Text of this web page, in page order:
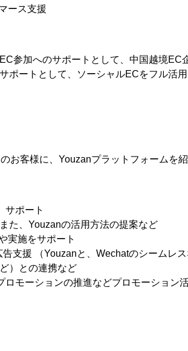
ース支援
参加へのサポートとして、中国越境EC
ポートとして、ソーシャルECをフル活
客様に、Youzanプラットフォームを
サポート
た、Youzanの活用方法の提案など
実施をサポート
支援 （Youzanと、Wechatのシームレス
）との連携など
モーションの推進などプロモーション